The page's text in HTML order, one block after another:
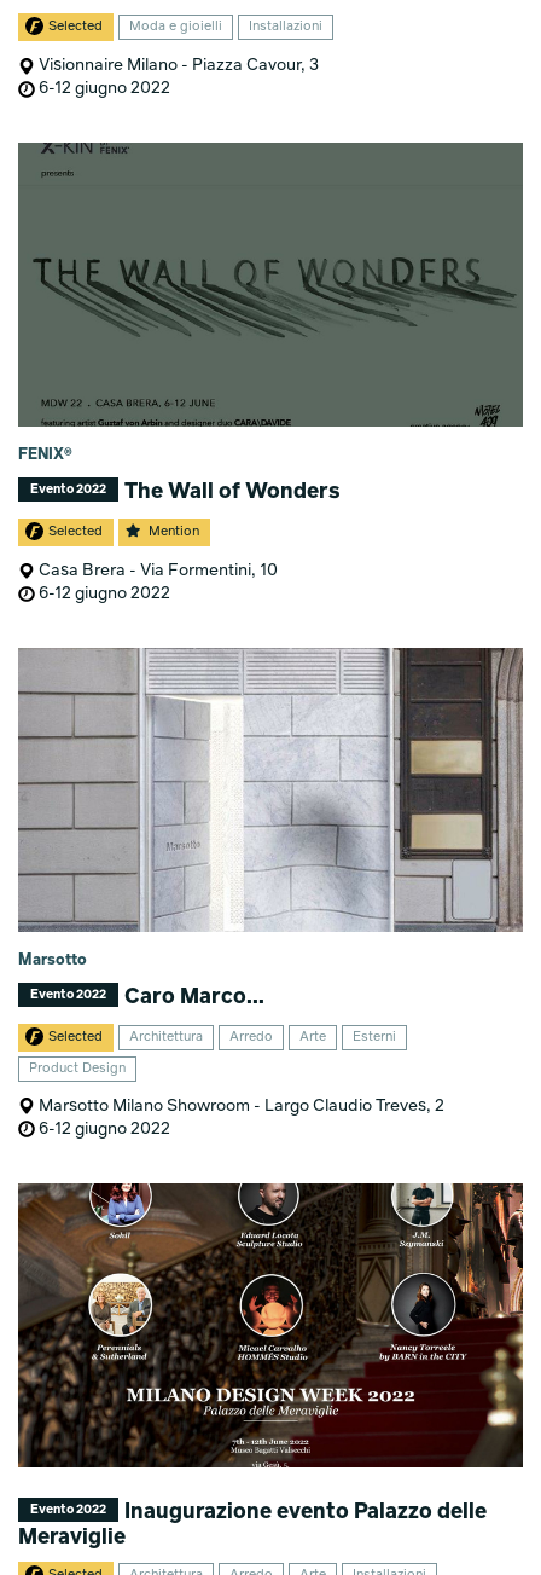
Selected Moda e gioielli Installazioni
Visionnaire Milano - Piazza Cavour, 3
6-12 giugno 2022
FENIX®
Evento 2022 The Wall of Wonders
Selected Mention
Casa Brera - Via Formentini, 10
6-12 giugno 2022
Marsotto
Evento 2022 Caro Marco...
Selected Architettura Arredo Arte Esterni
Product Design
Marsotto Milano Showroom - Largo Claudio Treves, 2
6-12 giugno 2022
Evento 2022
Inaugurazione evento Palazzo delle
Meraviglie